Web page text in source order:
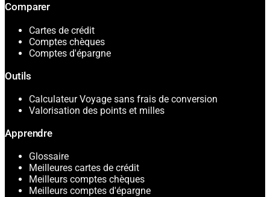
Comparer
Cartes de crédit
Comptes chèques
Comptes d'épargne
Outils
Calculateur Voyage sans frais de conversion
Valorisation des points et milles
Apprendre
Glossaire
Meilleures cartes de crédit
Meilleurs comptes chèques
Meilleurs comptes d'épargne